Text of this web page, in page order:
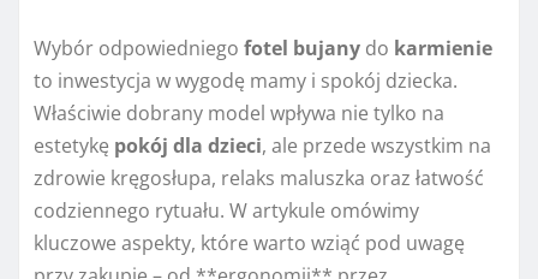
Wybór odpowiedniego fotel bujany do karmienie
to inwestycja w wygodę mamy i spokój dziecka.
Właściwie dobrany model wpływa nie tylko na
estetykę pokój dla dzieci, ale przede wszystkim na
zdrowie kręgosłupa, relaks maluszka oraz łatwość
codziennego rytuału. W artykule omówimy
kluczowe aspekty, które warto wziąć pod uwagę